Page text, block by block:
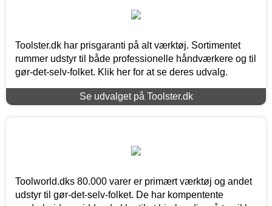
Toolster.dk har prisgaranti på alt værktøj. Sortimentet
rummer udstyr til både professionelle håndværkere og til
gør-det-selv-folket. Klik her for at se deres udvalg.
Se udvalget på Toolster.dk
Toolworld.dks 80.000 varer er primært værktøj og andet
udstyr til gør-det-selv-folket. De har kompentente